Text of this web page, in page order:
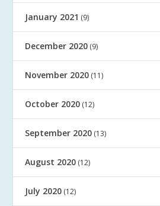
January 2021 (9)
December 2020 (9)
November 2020 (11)
October 2020 (12)
September 2020 (13)
August 2020 (12)
July 2020 (12)